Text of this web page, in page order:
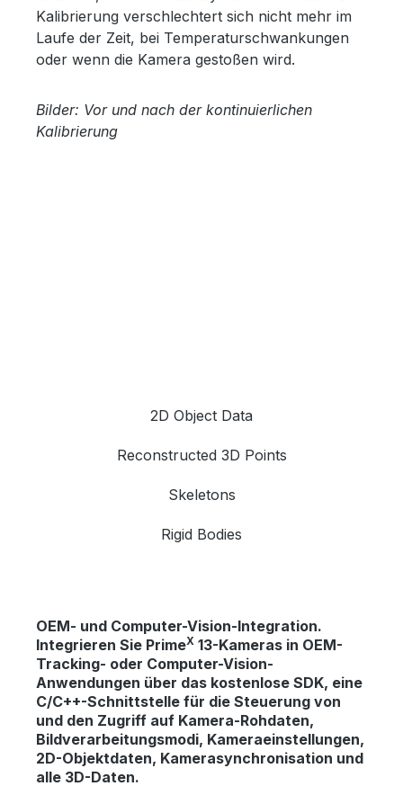
Kalibrierung verschlechtert sich nicht mehr im
Laufe der Zeit, bei Temperaturschwankungen
oder wenn die Kamera gestoßen wird.
Bilder: Vor und nach der kontinuierlichen
Kalibrierung
2D Object Data
Reconstructed 3D Points
Skeletons
Rigid Bodies
OEM- und Computer-Vision-Integration.
Integrieren Sie PrimeX 13-Kameras in OEM-
Tracking- oder Computer-Vision-
Anwendungen über das kostenlose SDK, eine
C/C++-Schnittstelle für die Steuerung von
und den Zugriff auf Kamera-Rohdaten,
Bildverarbeitungsmodi, Kameraeinstellungen,
2D-Objektdaten, Kamerasynchronisation und
alle 3D-Daten.